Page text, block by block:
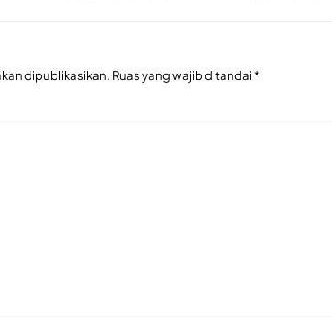
dipublikasikan. Ruas yang wajib ditandai*